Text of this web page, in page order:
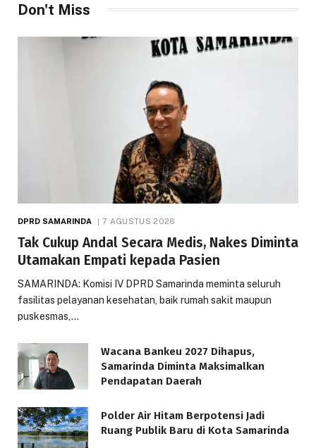
Don't Miss
DPRD SAMARINDA 7 AGUSTUS 2026
Tak Cukup Andal Secara Medis, Nakes Diminta
Utamakan Empati kepada Pasien
SAMARINDA: Komisi IV DPRD Samarinda meminta seluruh
fasilitas pelayanan kesehatan, baik rumah sakit maupun
puskesmas,…
Wacana Bankeu 2027 Dihapus,
Samarinda Diminta Maksimalkan
Pendapatan Daerah
Polder Air Hitam Berpotensi Jadi
Ruang Publik Baru di Kota Samarinda